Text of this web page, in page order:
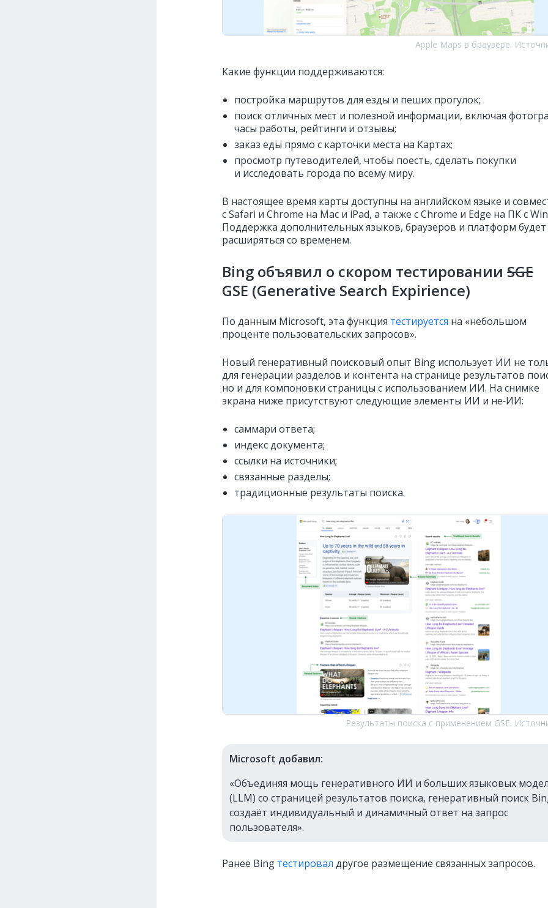
Apple Maps в браузере.
Какие функции поддерживаются:
постройка маршрутов для езды и пеших прогулок;
поиск отличных мест и полезной информации, включая
часы работы, рейтинги и отзывы;
заказ еды прямо с карточки места на Картах;
просмотр путеводителей, чтобы поесть, сделать покупки
и исследовать города по всему миру.
В настоящее время карты доступны на английском языке и
с Safari и Chrome на Mac и iPad, а также с Chrome и Edge на ПК с
Поддержка дополнительных языков, браузеров и платформ будет
расширяться со временем.
Bing объявил о скором тестировании SGE
GSE (Generative Search Expirience)
По данным Microsoft, эта функция тестируется на «небольшом
проценте пользовательских запросов».
Новый генеративный поисковый опыт Bing использует ИИ не
для генерации разделов и контента на странице результатов
но и для компоновки страницы с использованием ИИ. На снимке
экрана ниже присутствуют следующие элементы ИИ и не‑ИИ:
саммари ответа;
индекс документа;
ссылки на источники;
связанные разделы;
традиционные результаты поиска.
Результаты поиска с применением GSE.
Microsoft добавил:
«Объединяя мощь генеративного ИИ и больших языковых
(LLM) со страницей результатов поиска, генеративный поиск
создаёт индивидуальный и динамичный ответ на запрос
пользователя».
Ранее Bing тестировал другое размещение связанных запросов.